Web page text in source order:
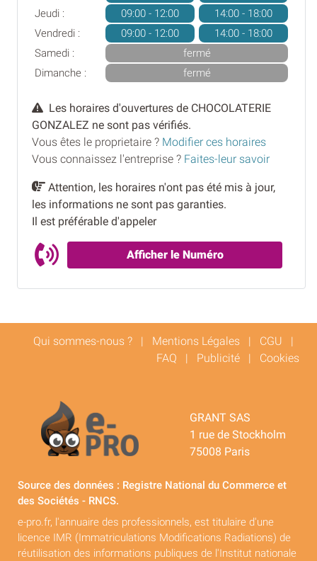
Jeudi :
09:00 - 12:00
14:00 - 18:00
Vendredi :
09:00 - 12:00
14:00 - 18:00
Samedi :
fermé
Dimanche :
fermé
Les horaires d'ouvertures de CHOCOLATERIE
GONZALEZ ne sont pas vérifiés.
Vous êtes le proprietaire ? Modifier ces horaires
Vous connaissez l'entreprise ? Faites-leur savoir
Attention, les horaires n'ont pas été mis à jour,
les informations ne sont pas garanties.
Il est préférable d'appeler
Afficher le Numéro
Qui sommes-nous ? | Mentions Légales | CGU |
FAQ | Publicité | Cookies
GRANT SAS
1 rue de Stockholm
75008 Paris
Source des données : Registre National du Commerce et
des Sociétés - RNCS.
e-pro.fr, l'annuaire des professionnels, est titulaire d'une
licence IMR (Immatriculations Modifications Radiations) de
réutilisation des informations publiques de l'Institut nationale